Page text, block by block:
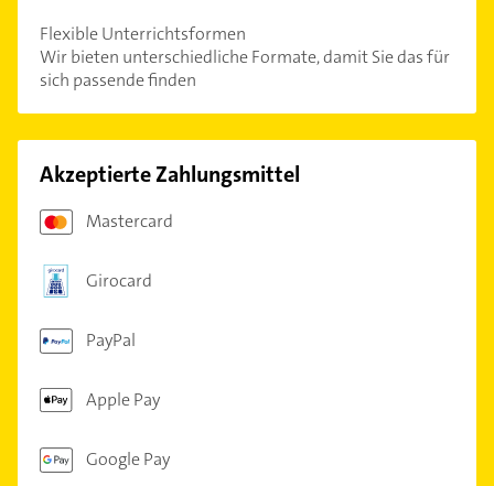
Flexible Unterrichtsformen
Wir bieten unterschiedliche Formate, damit Sie das für
sich passende finden
Akzeptierte Zahlungsmittel
Mastercard
Girocard
PayPal
Apple Pay
Google Pay